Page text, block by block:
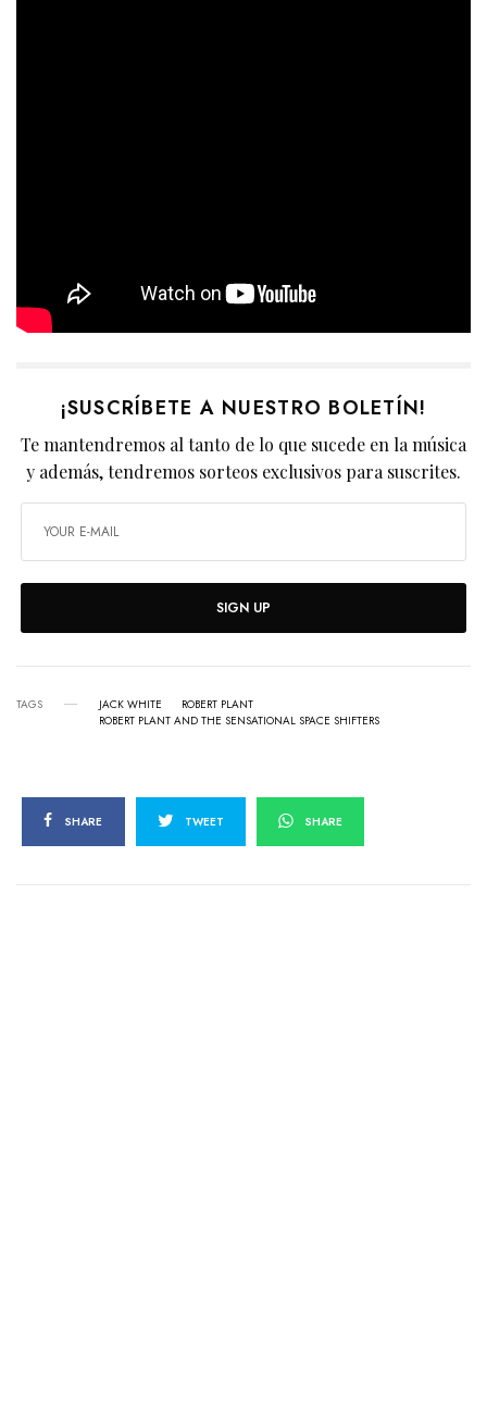
¡SUSCRÍBETE A NUESTRO BOLETÍN!
Te mantendremos al tanto de lo que sucede en la música
y además, tendremos sorteos exclusivos para suscrites.
SIGN UP
TAGS JACK WHITE
ROBERT PLANT
ROBERT PLANT AND THE SENSATIONAL SPACE SHIFTERS
SHARE TWEET SHARE